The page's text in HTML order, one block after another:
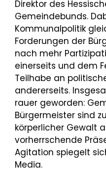
Direktor des
Gemeindebunds.
Kommunalpolitik
Forderungen der
nach mehr
einerseits und dem
Teilhabe an
andererseits.
rauer geworden:
Bürgermeister sind
körperlicher Gewalt
vorherrschende
Agitation spiegelt
Media.